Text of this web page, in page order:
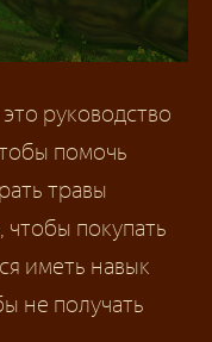
руководство
помочь
травы
чтобы покупать
иметь навык
не получать